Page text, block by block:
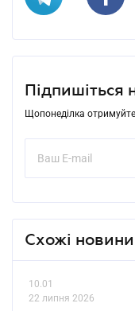
Підпишіться
Щопонеділка отримуйте
Схожі новини
10.01
22 липня 2026